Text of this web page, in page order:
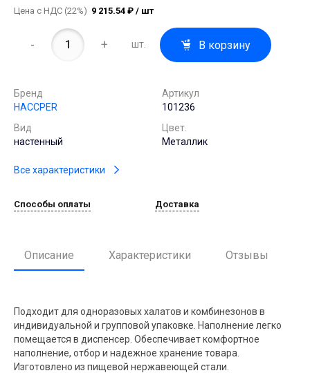
Цена с НДС (22%) 9 215.54 ₽ / шт
- + шт. В корзину
Бренд
HACCPER
Артикул
101236
Вид
настенный
Цвет.
Металлик
Все характеристики
Способы оплаты Доставка
Описание Характеристики Отзывы
Подходит для одноразовых халатов и комбинезонов в
индивидуальной и групповой упаковке. Наполнение легко
помещается в диспенсер. Обеспечивает комфортное
наполнение, отбор и надежное хранение товара.
Изготовлено из пищевой нержавеющей стали.